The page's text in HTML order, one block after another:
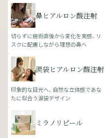
鼻ヒアルロン酸注射
切らずに施術直後から変化を実感、 リ
スクに配慮しながら理想の鼻へ
涙袋ヒアルロン酸注射
印象的な目元へ、 自然な立体感であな
たに似合う涙袋デザイン
ミラノリピール